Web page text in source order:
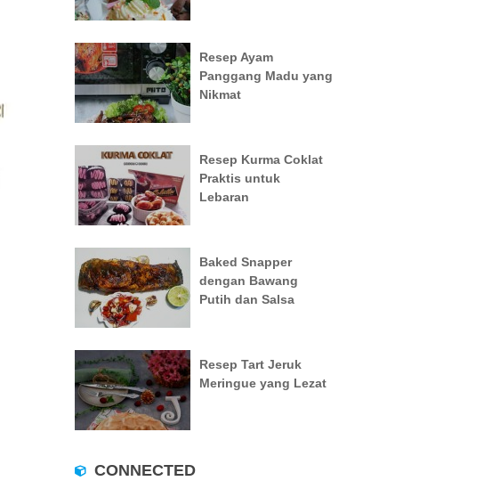
Resep Ayam
Panggang Madu yang
Nikmat
Resep Kurma Coklat
Praktis untuk
Lebaran
Baked Snapper
dengan Bawang
Putih dan Salsa
Resep Tart Jeruk
Meringue yang Lezat
CONNECTED